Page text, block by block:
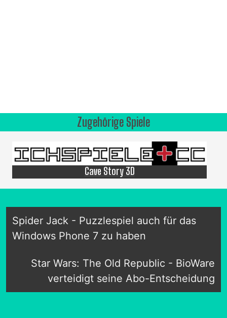
Zugehörige Spiele
Cave Story 3D
Spider Jack - Puzzlespiel auch für das
Windows Phone 7 zu haben
Star Wars: The Old Republic - BioWare
verteidigt seine Abo-Entscheidung